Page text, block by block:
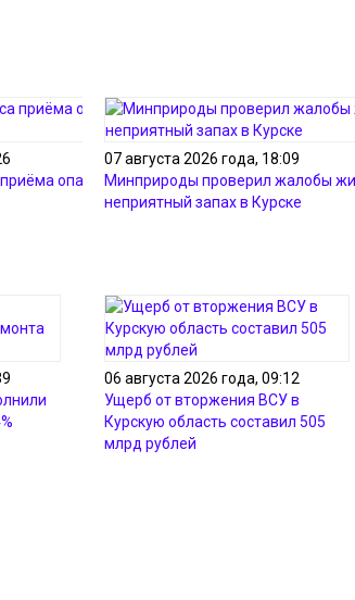
опасных
07 августа 2026 года, 18:09
Минприроды проверил жалобы
неприятный запах в Курске
06 августа 2026 года, 09:12
Ущерб от вторжения ВСУ в
Курскую область составил 505
млрд рублей